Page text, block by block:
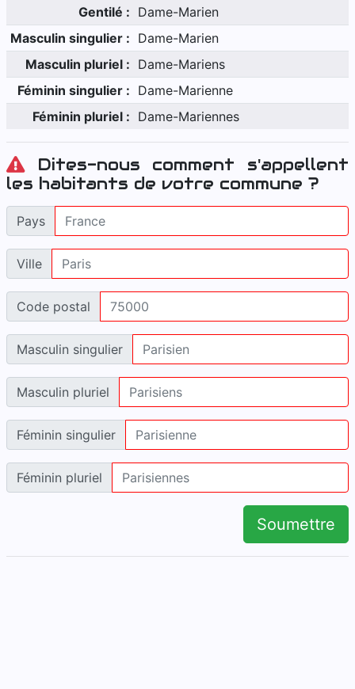
Gentilé : Dame-Marien
Masculin singulier : Dame-Marien
Masculin pluriel : Dame-Mariens
Féminin singulier : Dame-Marienne
Féminin pluriel : Dame-Mariennes
Dites-nous comment s'appellent
les habitants de votre commune ?
Pays
Ville
Code postal
Masculin singulier
Masculin pluriel
Féminin singulier
Féminin pluriel
Soumettre